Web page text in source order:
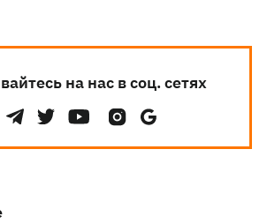
на нас в соц. сетях